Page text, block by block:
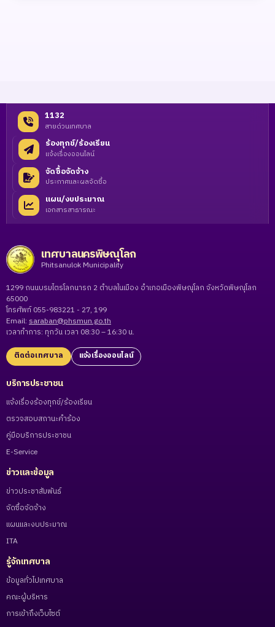
1132
สายด่วนเทศบาล
ร้องทุกข์/ร้องเรียน
แจ้งเรื่องออนไลน์
จัดซื้อจัดจ้าง
ประกาศและผลจัดซื้อ
แผน/งบประมาณ
เอกสารสาธารณะ
เทศบาลนครพิษณุโลก
Phitsanulok Municipality
1299 ถนนบรมไตรโลกนารถ 2 ตำบลในเมือง อำเภอเมืองพิษณุโลก จังหวัดพิษณุโลก
65000
โทรศัพท์ 055-983221 - 27, 199
Email: saraban@phsmun.go.th
เวลาทำการ: ทุกวัน เวลา 08:30 – 16:30 น.
ติดต่อเทศบาล แจ้งเรื่องออนไลน์
บริการประชาชน
แจ้งเรื่องร้องทุกข์/ร้องเรียน
ตรวจสอบสถานะคำร้อง
คู่มือบริการประชาชน
E-Service
ข่าวและข้อมูล
ข่าวประชาสัมพันธ์
จัดซื้อจัดจ้าง
แผนและงบประมาณ
ITA
รู้จักเทศบาล
ข้อมูลทั่วไปเทศบาล
คณะผู้บริหาร
การเข้าถึงเว็บไซต์